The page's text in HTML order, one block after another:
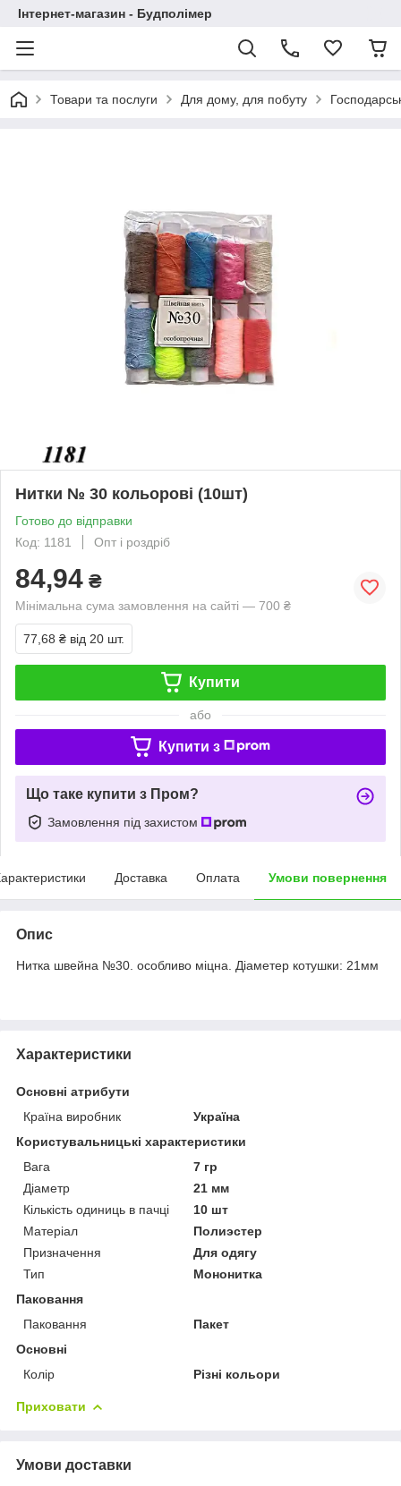
Інтернет-магазин - Будполімер
Товари та послуги Для дому, для побуту
Нитки № 30 кольорові (10шт)
Готово до відправки
Код: 1181
Опт і роздріб
84,94 ₴
Мінімальна сума замовлення на сайті — 700 ₴
77,68 ₴ від 20 шт.
Купити
або
Купити з
Що таке купити з Пром?
Замовлення під захистом
Доставка Оплата Умови повернення
Опис
Нитка швейна №30. особливо міцна. Діаметер котушки: 21мм
Характеристики
Основні атрибути
Країна виробник
Україна
Користувальницькі характеристики
Вага
7 гр
Діаметр
21 мм
Кількість одиниць в пачці
10 шт
Матеріал
Полиэстер
Призначення
Для одягу
Тип
Мононитка
Паковання
Паковання
Пакет
Основні
Колір
Різні кольори
Приховати
Умови доставки